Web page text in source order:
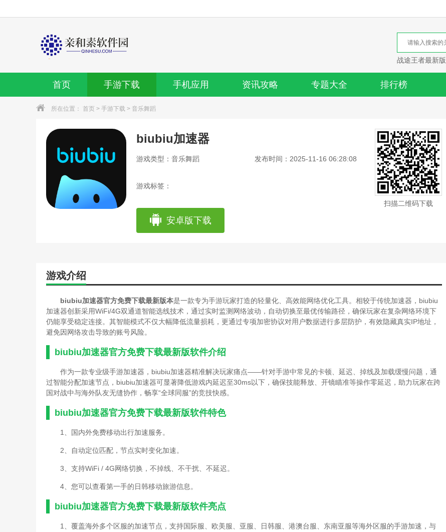
战途王者最新版
首页 手游下载 手机应用 资讯攻略 专题大全 排行榜
所在位置： 首页 > 手游下载 > 音乐舞蹈
biubiu加速器
游戏类型：音乐舞蹈 发布时间：2025-11-16 06:28:08
游戏标签：
安卓版下载
扫描二维码下载
游戏介绍
biubiu加速器官方免费下载最新版本是一款专为手游玩家打造的轻量化、高效能网络优化工具。相较于传统加速器，biubiu
加速器创新采用WiFi/4G双通道智能选线技术，通过实时监测网络波动，自动切换至最优传输路径，确保玩家在复杂网络环境下
仍能享受稳定连接。其智能模式不仅大幅降低流量损耗，更通过专项加密协议对用户数据进行多层防护，有效隐藏真实IP地址，
避免因网络攻击导致的账号风险。
biubiu加速器官方免费下载最新版软件介绍
作为一款专业级手游加速器，biubiu加速器精准解决玩家痛点——针对手游中常见的卡顿、延迟、掉线及加载缓慢问题，通
过智能分配加速节点，biubiu加速器可显著降低游戏内延迟至30ms以下，确保技能释放、开镜瞄准等操作零延迟，助力玩家在跨
国对战中与海外队友无缝协作，畅享“全球同服”的竞技快感。
biubiu加速器官方免费下载最新版软件特色
1、国内外免费移动出行加速服务。
2、自动定位匹配，节点实时变化加速。
3、支持WiFi / 4G网络切换，不掉线、不干扰、不延迟。
4、您可以查看第一手的日韩移动旅游信息。
biubiu加速器官方免费下载最新版软件亮点
1、覆盖海外多个区服的加速节点，支持国际服、欧美服、亚服、日韩服、港澳台服、东南亚服等海外区服的手游加速，与